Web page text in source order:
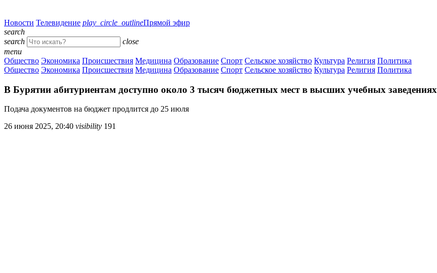
Новости Телевидение play_circle_outlineПрямой эфир
search
search
close
menu
Общество Экономика Происшествия Медицина Образование Спорт Сельское хозяйство Культура Религия Политика
Общество Экономика Происшествия Медицина Образование Спорт Сельское хозяйство Культура Религия Политика
В Бурятии абитуриентам доступно около 3 тысяч бюджетных мест в высших учебных заведениях
Подача документов на бюджет продлится до 25 июля
26 июня 2025, 20:40 visibility 191